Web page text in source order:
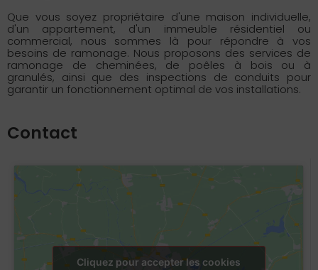
Que vous soyez propriétaire d'une maison individuelle,
d'un appartement, d'un immeuble résidentiel ou
commercial, nous sommes là pour répondre à vos
besoins de ramonage. Nous proposons des services de
ramonage de cheminées, de poêles à bois ou à
granulés, ainsi que des inspections de conduits pour
garantir un fonctionnement optimal de vos installations.
Contact
Cliquez pour accepter les cookies